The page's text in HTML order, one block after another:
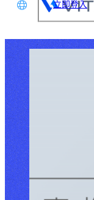
語
中文
立即登入